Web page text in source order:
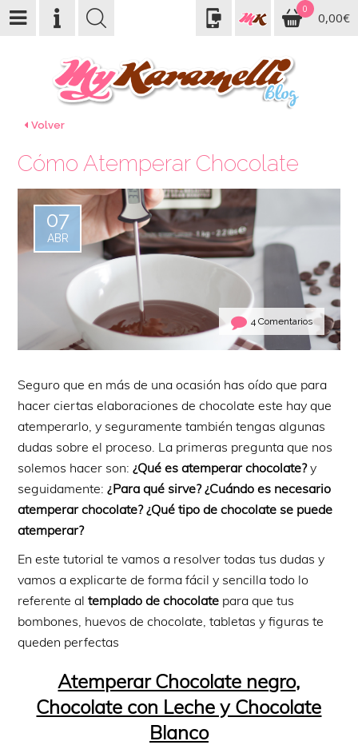
0
0,00€
Volver
Cómo Atemperar Chocolate
07
ABR
4 Comentarios
Seguro que en más de una ocasión has oído que para
hacer ciertas elaboraciones de chocolate este hay que
atemperarlo, y seguramente también tengas algunas
dudas sobre el proceso. La primeras pregunta que nos
solemos hacer son:¿Qué es atemperar chocolate?y
seguidamente:¿Para qué sirve? ¿Cuándo es necesario
atemperar chocolate? ¿Qué tipo de chocolate se puede
atemperar?
En este tutorial te vamos a resolver todas tus dudas y
vamos a explicarte de forma fácil y sencilla todo lo
referente altemplado de chocolate para que tus
bombones, huevos de chocolate, tabletas y figuras te
queden perfectas
Atemperar Chocolate negro,
Chocolate con Leche y Chocolate
Blanco